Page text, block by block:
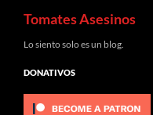
Saltar
Tomates Asesinos
Lo siento solo es un blog.
DONATIVOS